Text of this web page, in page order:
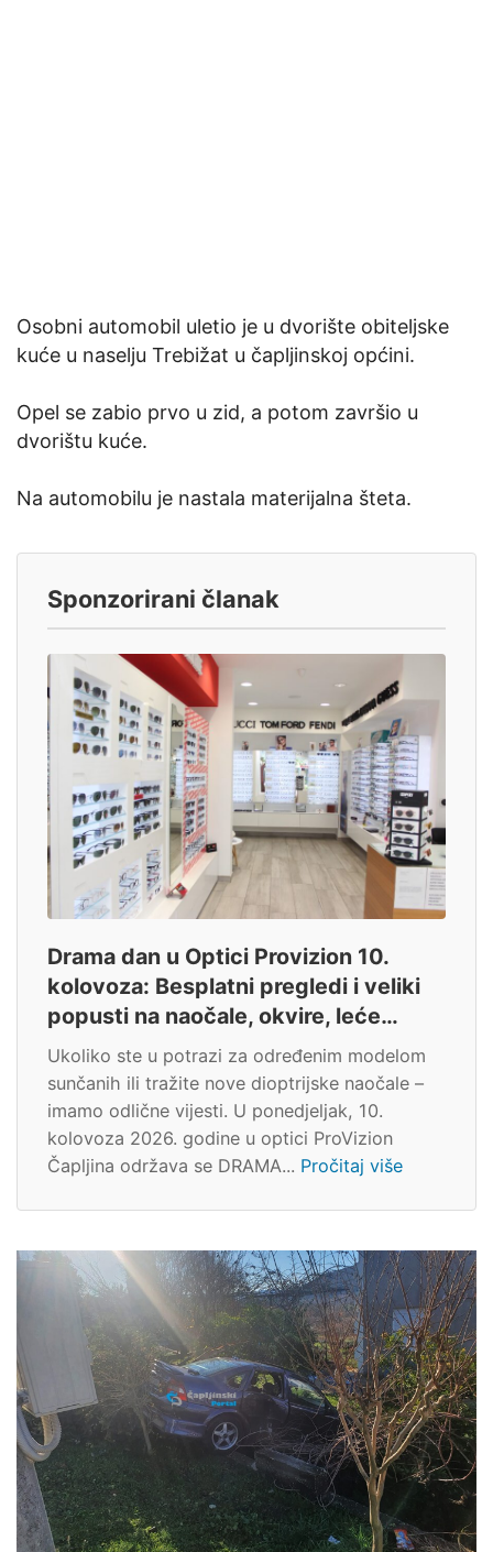
Osobni automobil uletio je u dvorište obiteljske
kuće u naselju Trebižat u čapljinskoj općini.
Opel se zabio prvo u zid, a potom završio u
dvorištu kuće.
Na automobilu je nastala materijalna šteta.
Sponzorirani članak
Drama dan u Optici Provizion 10.
kolovoza: Besplatni pregledi i veliki
popusti na naočale, okvire, leće…
Ukoliko ste u potrazi za određenim modelom
sunčanih ili tražite nove dioptrijske naočale –
imamo odlične vijesti. U ponedjeljak, 10.
kolovoza 2026. godine u optici ProVizion
Čapljina održava se DRAMA... Pročitaj više